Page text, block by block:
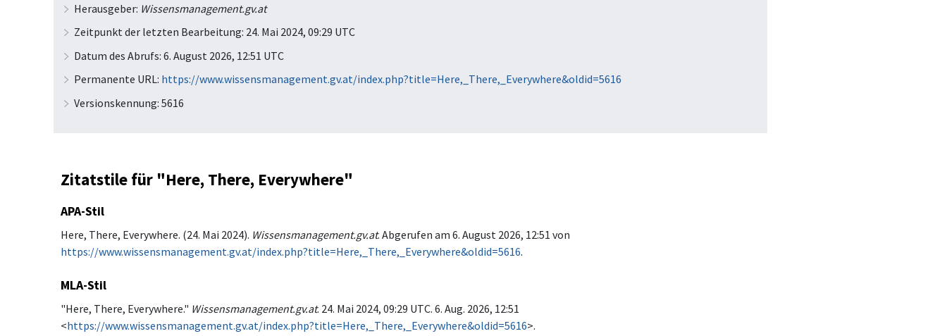
Herausgeber: Wissensmanagement.gv.at
Zeitpunkt der letzten Bearbeitung: 24. Mai 2024, 09:29 UTC
Datum des Abrufs: 6. August 2026, 12:51 UTC
Permanente URL: https://www.wissensmanagement.gv.at/index.php?title=Here,_There,_Everywhere&oldid=5616
Versionskennung: 5616
Zitatstile für "Here, There, Everywhere"
APA-Stil
Here, There, Everywhere. (24. Mai 2024). Wissensmanagement.gv.at. Abgerufen am 6. August 2026, 12:51 von
https://www.wissensmanagement.gv.at/index.php?title=Here,_There,_Everywhere&oldid=5616.
MLA-Stil
"Here, There, Everywhere." Wissensmanagement.gv.at. 24. Mai 2024, 09:29 UTC. 6. Aug. 2026, 12:51
<https://www.wissensmanagement.gv.at/index.php?title=Here,_There,_Everywhere&oldid=5616>.